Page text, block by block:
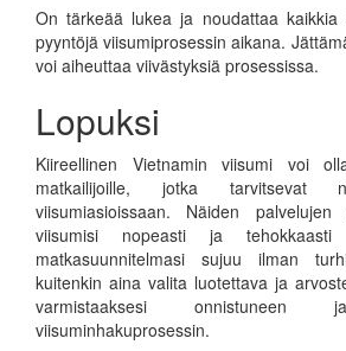
On tärkeää lukea ja noudattaa kaikkia
pyyntöjä viisumiprosessin aikana.
voi aiheuttaa viivästyksiä prosessissa.
Lopuksi
Kiireellinen Vietnamin viisumi voi
matkailijoille, jotka tarvitsevat
viisumiasioissaan. Näiden
viisumisi nopeasti ja tehokkaasti
matkasuunnitelmasi sujuu ilman
kuitenkin aina valita luotettava ja
varmistaaksesi onnistuneen
viisuminhakuprosessin.